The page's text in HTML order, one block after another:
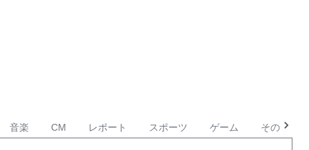
音楽 CM レポート スポーツ ゲーム その他